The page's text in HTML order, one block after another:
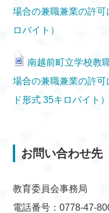
場合の兼職兼業の許
ロバイト）
南越前町立学校教
場合の兼職兼業の許
ド形式 35キロバイト）
お問い合わせ先
教育委員会事務局
電話番号：0778-47-